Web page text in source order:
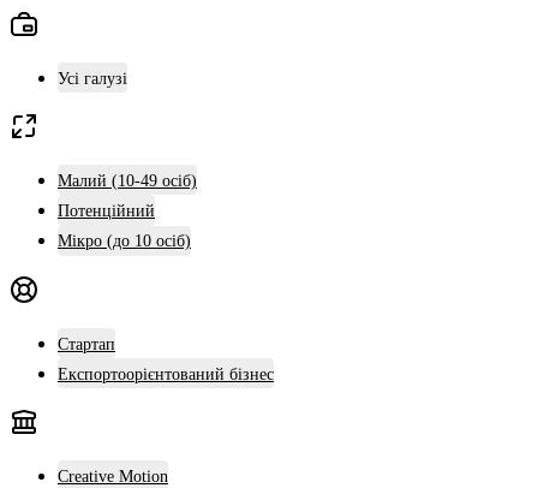
Усі галузі
Малий (10-49 осіб)
Потенційний
Мікро (до 10 осіб)
Стартап
Експортоорієнтований бізнес
Creative Motion